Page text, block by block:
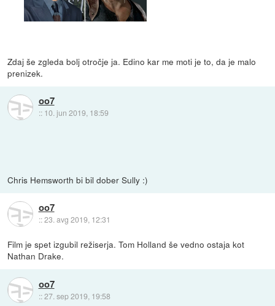
Zdaj še zgleda bolj otročje ja. Edino kar me moti je to, da je malo
prenizek.
oo7
:: 10. jun 2019, 18:59
Chris Hemsworth bi bil dober Sully :)
oo7
::23. avg 2019, 12:31
Film je spet izgubil režiserja. Tom Holland še vedno ostaja kot
Nathan Drake.
oo7
::27. sep 2019, 19:58